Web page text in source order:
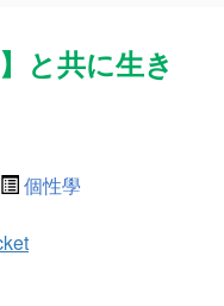
と共に生き
個性學